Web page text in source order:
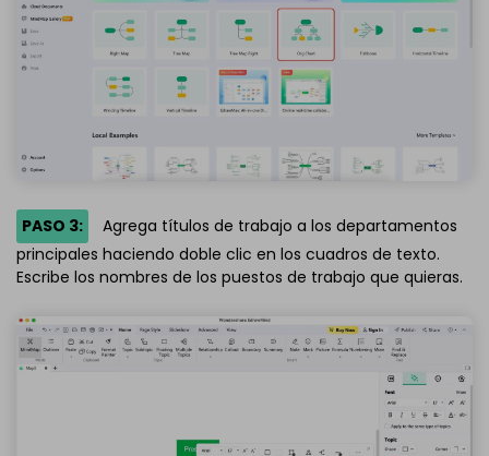
PASO 3:
Agrega títulos de trabajo a los departamentos
principales haciendo doble clic en los cuadros de texto.
Escribe los nombres de los puestos de trabajo que quieras.